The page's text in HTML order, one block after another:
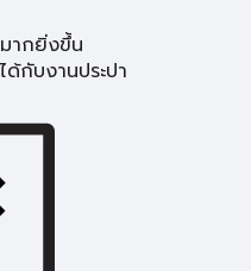
ากยิ่งขึ้น
ด้กับงานประปา